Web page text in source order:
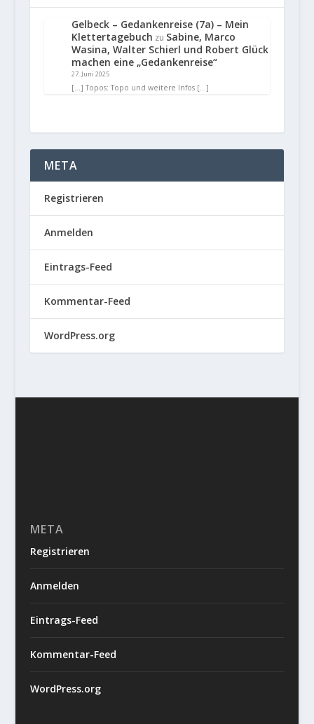
Gelbeck – Gedankenreise (7a) – Mein
Klettertagebuch zu Sabine, Marco
Wasina, Walter Schierl und Robert Glück
machen eine „Gedankenreise“
27. Juni 2025
[…] Topos: Topo und weitere Infos […]
META
Registrieren
Anmelden
Eintrags-Feed
Kommentar-Feed
WordPress.org
META
Registrieren
Anmelden
Eintrags-Feed
Kommentar-Feed
WordPress.org